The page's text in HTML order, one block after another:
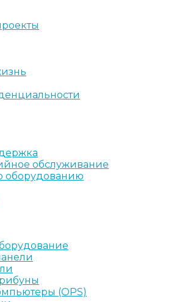
обслуживание
оборудованию
(OPS)